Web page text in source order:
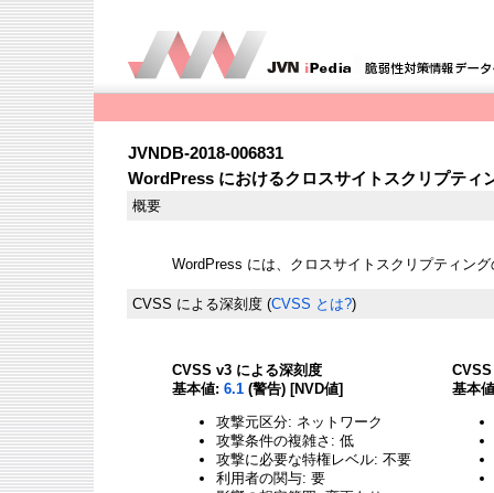
JVNDB-2018-006831
WordPress におけるクロスサイトスクリプティ
概要
WordPress には、クロスサイトスクリプティン
CVSS による深刻度 (CVSS とは?)
CVSS v3 による深刻度
基本値: 6.1 (警告) [NVD値]
攻撃元区分: ネットワーク
攻撃条件の複雑さ: 低
攻撃に必要な特権レベル: 不要
利用者の関与: 要
基本